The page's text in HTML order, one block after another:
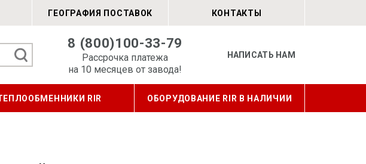
ГЕОГРАФИЯ ПОСТАВОК КОНТАКТЫ
8 (800)100-33-79
Рассрочка платежа
на 10 месяцев от завода!
НАПИСАТЬ НАМ
RIR ОБОРУДОВАНИЕ RIR В НАЛИЧИИ